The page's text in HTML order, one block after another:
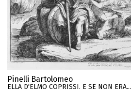
Pinelli Bartolomeo
ELLA D'ELMO COPRISSI, E SE NON ERA...